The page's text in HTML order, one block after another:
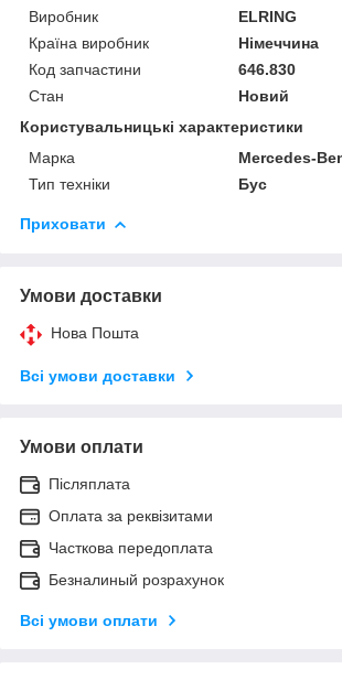
Виробник
ELRING
Країна виробник
Німеччина
Код запчастини
646.830
Стан
Новий
Користувальницькі характеристики
Марка
Mercedes-
Тип техніки
Бус
Приховати
Умови доставки
Нова Пошта
Всі умови доставки
Умови оплати
Післяплата
Оплата за реквізитами
Часткова передоплата
Безналиный розрахунок
Всі умови оплати